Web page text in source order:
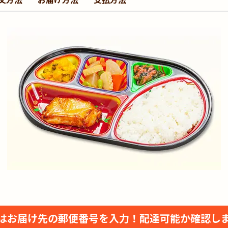
お届け先の郵便番号を入力！ 配達可能か確認し